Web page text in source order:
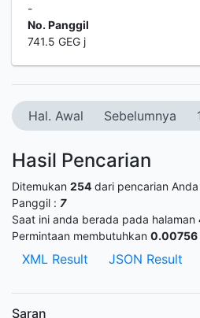
-
No. Panggil
741.5 GEG j
Hal. Awal Sebelumnya
Hasil Pencarian
Ditemukan 254 dari pencarian
Panggil : 7
Saat ini anda berada pada halaman
Permintaan membutuhkan 0.00756
XML Result JSON Result
Saran